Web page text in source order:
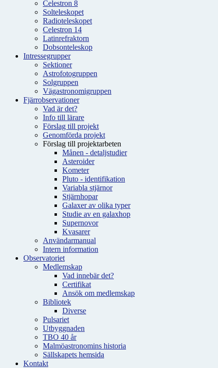
Celestron 8
Solteleskopet
Radioteleskopet
Celestron 14
Latinrefraktorn
Dobsonteleskop
Intressegrupper
Sektioner
Astrofotogruppen
Solgruppen
Vägastronomigruppen
Fjärrobservationer
Vad är det?
Info till lärare
Förslag till projekt
Genomförda projekt
Förslag till projektarbeten
Månen - detaljstudier
Asteroider
Kometer
Pluto - identifikation
Variabla stjärnor
Stjärnhopar
Galaxer av olika typer
Studie av en galaxhop
Supernovor
Kvasarer
Användarmanual
Intern information
Observatoriet
Medlemskap
Vad innebär det?
Certifikat
Ansök om medlemskap
Bibliotek
Diverse
Pulsariet
Utbyggnaden
TBO 40 år
Malmöastronomins historia
Sällskapets hemsida
Kontakt